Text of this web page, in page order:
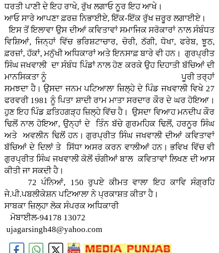
ਧਰਤੀ ਪਾਣੀ ਦੇ ਇਹ ਰਾਖੇ, ਰੁੱਖ ਲਗਾਓ ਨੂਰ ਇਹ ਆਖੇ।
ਆਓ ਸਾਰੇ ਆਪਣਾ ਫ਼ਰਜ਼ ਨਿਭਾਈਏ, ਇੱਕ-ਇੱਕ ਰੁੱਖ ਜ਼ਰੂਰ ਲਗਾਈਏ।
ਇਸ ਤੋਂ ਇਲਾਵਾ ਉਸ ਦੀਆਂ ਕਵਿਤਾਵਾਂ ਸਮਾਜਿਕ ਸਰੋਕਾਰਾਂ ਨਾਲ ਸੰਬੰਧਤ
ਵਿਸ਼ਿਆਂ, ਜਿਨ੍ਹਾਂ ਵਿੱਚ ਭਰਿਸ਼ਟਾਚਾਰ, ਚੋਰੀ, ਠੱਗੀ, ਧੋਖਾ, ਫਰੇਬ, ਝੂਠ,
ਫ਼ਰਜ਼ਾਂ, ਹੱਕਾਂ, ਮਨੁੱਖੀ ਅਧਿਕਾਰਾਂ ਅਤੇ ਇਨਸਾਫ਼ ਬਾਰੇ ਵੀ ਹਨ। ਗੁਰਪ੍ਰੀਤ
ਸਿੰਘ ਜਖਵਾਲੀ ਦਾ ਸੰਬੰਧ ਪਿੰਡਾਂ ਨਾਲ ਹੋਣ ਕਰਕੇ ਉਹ ਦਿਹਾਤੀ ਬੱਚਿਆਂ ਦੀ
ਮਾਨਸਿਕਤਾ ਨੂੰ ਪੂਰੀ ਤਰ੍ਹਾਂ
ਸਮਝਦਾ ਹੈ। ਉਸਦਾ ਜਨਮ ਪਟਿਆਲਾ ਜ਼ਿਲ੍ਹੇ ਦੇ ਪਿੰਡ ਜਖਵਾਲੀ ਵਿਖੇ 27
ਫਰਵਰੀ 1981 ਨੂੰ ਪਿਤਾ ਸ਼ਾਦੀ ਰਾਮ ਮਾਤਾ ਸਰਦਾਰ ਕੌਰ ਦੇ ਘਰ ਹੋਇਆ।
ਹੁਣ ਇਹ ਪਿੰਡ ਫ਼ਤਿਹਗੜ੍ਹ ਜ਼ਿਲ੍ਹੇ ਵਿੱਚ ਹੈ। ਉਸਦਾ ਵਿਆਹ ਮਨਦੀਪ ਕੌਰ
ਢਿਲੋਂ ਨਾਲ ਹੋਇਆ, ਉਨ੍ਹਾਂ ਦੇ ਤਿੰਨ ਬੱਚੇ ਗੁਰਮਹਿਕ ਢਿਲੋਂ, ਹਰਨੂਰ ਸਿੰਘ
ਅਤੇ ਅਵਲੀਨ ਢਿਲੋਂ ਹਨ। ਗੁਰਪ੍ਰੀਤ ਸਿੰਘ ਜਖਵਾਲੀ ਦੀਆਂ ਕਵਿਤਾਵਾਂ
ਬੱਚਿਆਂ ਦੇ ਦਿਲਾਂ ਤੇ ਸਿੱਧਾ ਅਸਰ ਕਰਨ ਵਾਲੀਆਂ ਹਨ। ਭਵਿਖ ਵਿੱਚ ਵੀ
ਗੁਰਪ੍ਰੀਤ ਸਿੰਘ ਜਖਵਾਲੀ ਕੋਲੋਂ ਚੰਗੀਆਂ ਬਾਲ ਕਵਿਤਾਵਾਂ ਲਿਖਣ ਦੀ ਆਸ
ਕੀਤੀ ਜਾ ਸਕਦੀ ਹੈ।
72 ਪੰਨਿਆਂ, 150 ਰੁਪਏ ਕੀਮਤ ਵਾਲਾ ਇਹ ਕਾਵਿ ਸੰਗ੍ਰਹਿ
ਜੇ.ਪੀ.ਪਬਲੀਕੇਸ਼ਨ ਪਟਿਆਲਾ ਨੇ ਪ੍ਰਕਾਸ਼ਤ ਕੀਤਾ ਹੈ।
ਸਾਬਕਾ ਜ਼ਿਲ੍ਹਾ ਲੋਕ ਸੰਪਰਕ ਅਧਿਕਾਰੀ
ਮੋਬਾਈਲ-94178 13072
ujagarsingh48@yahoo.com